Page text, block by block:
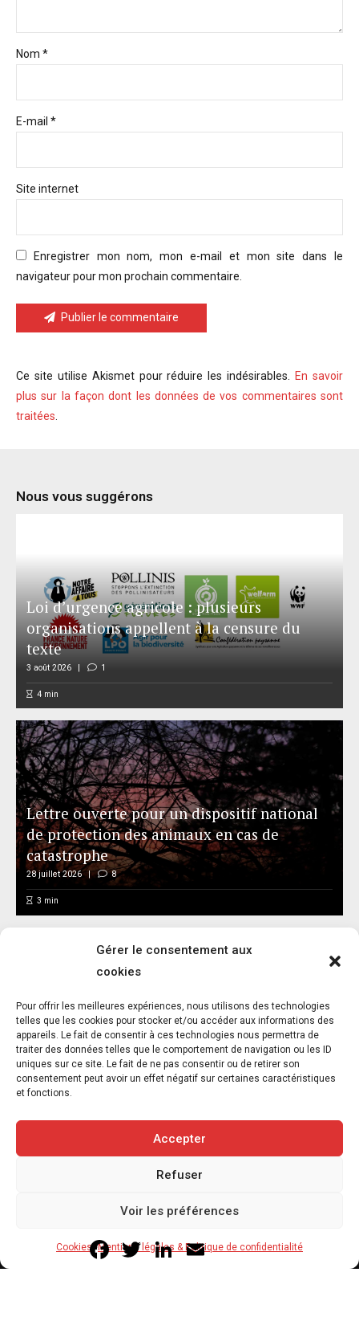
Gérer le consentement aux
cookies
Pour offrir les meilleures expériences, nous utilisons des technologies
telles que les cookies pour stocker et/ou accéder aux informations des
appareils. Le fait de consentir à ces technologies nous permettra de
traiter des données telles que le comportement de navigation ou les ID
uniques sur ce site. Le fait de ne pas consentir ou de retirer son
consentement peut avoir un effet négatif sur certaines caractéristiques
et fonctions.
Accepter
Refuser
Voir les préférences
Cookies Mentions légales & Politique de confidentialité
Nom *
E-mail *
Site internet
Enregistrer mon nom, mon e-mail et mon site dans le
navigateur pour mon prochain commentaire.
Publier le commentaire
Ce site utilise Akismet pour réduire les indésirables.
En savoir
plus sur la façon dont les données de vos commentaires sont
traitées
Nous vous suggérons
Loi d’urgence agricole : plusieurs
organisations appellent à la censure du
texte
3 août 2026 1
4min
Lettre ouverte pour un dispositif national
de protection des animaux en cas de
catastrophe
28 juillet 2026 8
3 min
Incendies : les animaux aussi doivent être
intégrés aux plans d’urgence
27 juillet 2026 2
Mentions légales & Politique de confidentialité
Cookies
FacebookTwitterLinkedInEmail